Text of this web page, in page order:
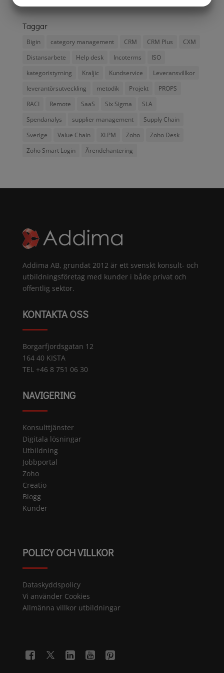
Taggar
Bigin category management CRM CRM Plus
CXM
Distansarbete
Help desk Incoterms
ISO
kategoristyrning
Kraljic Kundservice
Leveransvillkor
leverantörsutveckling
metodik Projekt
PROPS
RACI
Remote SaaS Six Sigma
SLA
Spendanalys
supplier management
Supply Chain
Sverige
Value Chain XLPM Zoho
Zoho Desk
Zoho Smart Login
Ärendehantering
Addima AB, grundat 2012 är ett svenskt konsult- och
utbildningsföretag med kunder i både privat och
offentlig sektor.
KONTAKTA OSS
Borgarfjordsgatan 12
164 40 KISTA
TEL +46 8 751 06 30
NAVIGERING
Konsulttjänster
Digitala lösningar
Utbildning
Jobbportal
Zoho
Creatio
Blogg
Kunder
POLICY OCH VILLKOR
Dataskyddspolicy
Vi använder Cookies
Allmänna villkor utbildningar